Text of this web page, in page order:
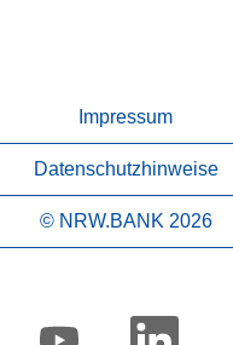
Impressum
Datenschutzhinweise
© NRW.BANK 2026
W